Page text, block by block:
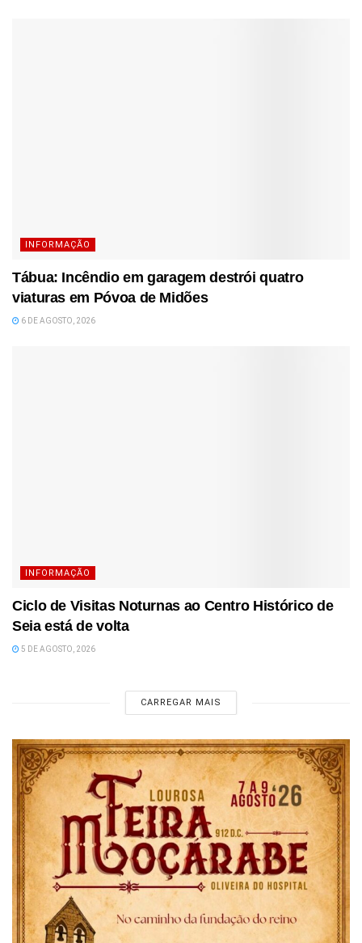
INFORMAÇÃO
Tábua: Incêndio em garagem destrói quatro
viaturas em Póvoa de Midões
6 DE AGOSTO, 2026
INFORMAÇÃO
Ciclo de Visitas Noturnas ao Centro Histórico de
Seia está de volta
5 DE AGOSTO, 2026
CARREGAR MAIS